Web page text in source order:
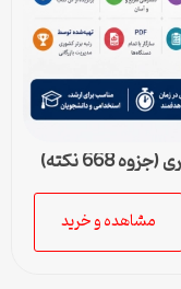
668 نکته)
مشاهده و خرید